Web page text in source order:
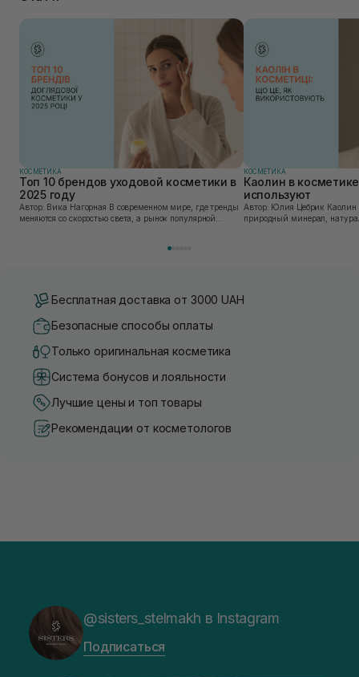
КОСМЕТИКА
Топ 10 брендов уходовой косметики в
2025 году
Автор: Вика Нагорная В современном мире, где тренды
меняются со скоростью света, а рынок популярной
КОСМЕТИКА
Каолин в
используют
Автор: Юлия Цебрик Каолин в косметологии – это
природный минерал,
Бесплатная доставка от 3000 UAH
Безопасные способы оплаты
Только оригинальная косметика
Система бонусов и лояльности
Лучшие цены и топ товары
Рекомендации от косметологов
@sisters_stelmakh в Instagram
Подписаться